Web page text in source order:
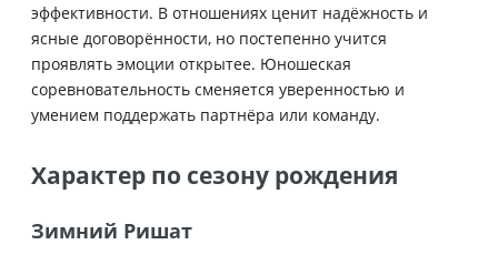
эффективности. В отношениях ценит надёжность и
ясные договорённости, но постепенно учится
проявлять эмоции открытее. Юношеская
соревновательность сменяется уверенностью и
умением поддержать партнёра или команду.
Характер по сезону рождения
Зимний Ришат